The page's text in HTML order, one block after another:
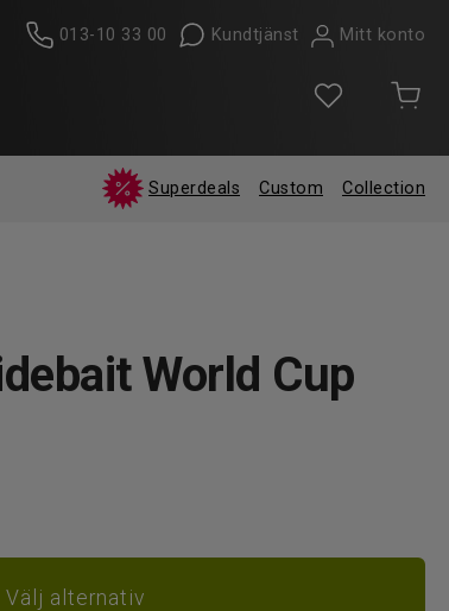
013-10 33 00 Kundtjänst Mitt konto
Superdeals Custom Collection
World Cup
Välj alternativ